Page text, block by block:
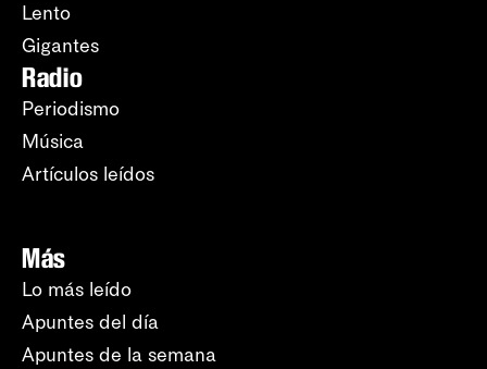
Lento
Gigantes
Radio
Periodismo
Música
Artículos leídos
Más
Lo más leído
Apuntes del día
Apuntes de la semana